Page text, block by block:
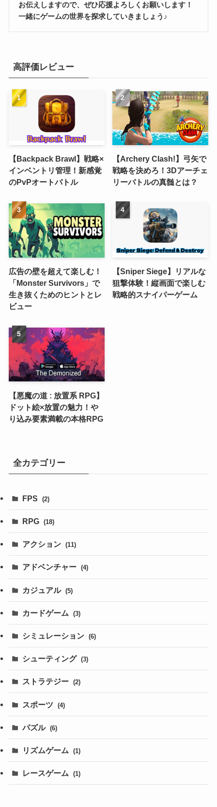
お伝えしますので、ぜひ応援よろしくお願いします！
一緒にゲームの世界を探求していきましょう♪
高評価レビュー
【Backpack Brawl】戦略×
インベントリ管理！新感覚
のPvPオートバトル
【Archery Clash!】弓矢で
戦略を決めろ！3Dアーチェ
リーバトルの真髄とは？
広告の壁を超えて楽しむ！
「Monster Survivors」で
生き抜くためのヒントとレ
ビュー
【Sniper Siege】リアルな
狙撃体験！縦画面で楽しむ
戦略的スナイパーゲーム
【悪魔の道 : 放置系 RPG】
ドット絵×放置の魅力！や
り込み要素満載の本格RPG
全カテゴリー
FPS (2)
RPG (18)
アクション (11)
アドベンチャー (4)
カジュアル (5)
カードゲーム (3)
シミュレーション (6)
シューティング (3)
ストラテジー (2)
スポーツ (4)
パズル (6)
リズムゲーム (1)
レースゲーム (1)